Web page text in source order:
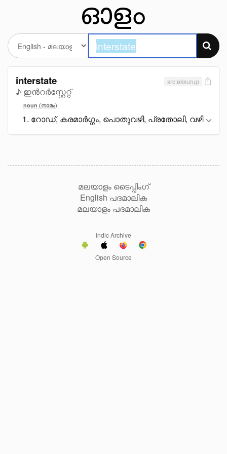
interstate
♪ ഇൻറർസ്റ്റേറ്റ്
src:ekkurup
noun (നാമം)
റോഡ്, കരമാർഗ്ഗം, പൊതുവഴി, പ്രതോലി, വഴി
മലയാളം ടൈപ്പിംഗ്
English പദമാലിക
മലയാളം പദമാലിക
Indic Archive
Open Source